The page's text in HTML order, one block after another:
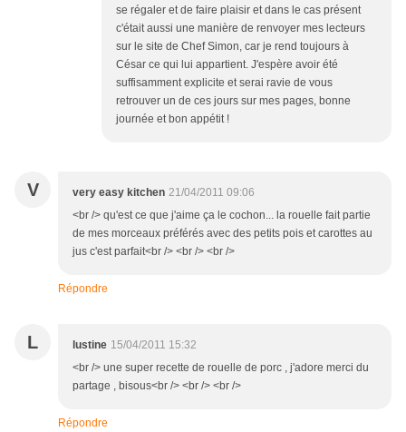
se régaler et de faire plaisir et dans le cas présent
c'était aussi une manière de renvoyer mes lecteurs
sur le site de Chef Simon, car je rend toujours à
César ce qui lui appartient. J'espère avoir été
suffisamment explicite et serai ravie de vous
retrouver un de ces jours sur mes pages, bonne
journée et bon appétit !
V very easy kitchen 21/04/2011 09:06
<br /> qu'est ce que j'aime ça le cochon... la rouelle fait partie
de mes morceaux préférés avec des petits pois et carottes au
jus c'est parfait<br /> <br /> <br />
Répondre
L lustine 15/04/2011 15:32
<br /> une super recette de rouelle de porc , j'adore merci du
partage , bisous<br /> <br /> <br />
Répondre